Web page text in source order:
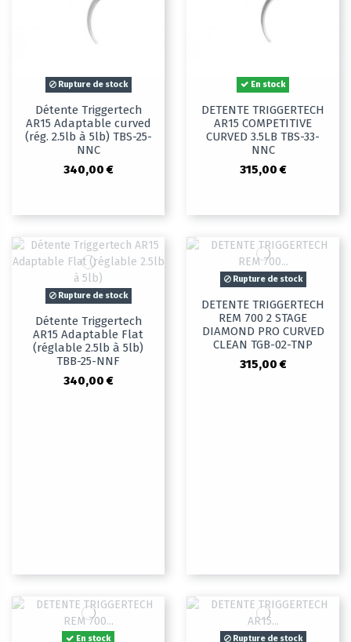
Rupture de stock
Détente Triggertech
AR15 Adaptable curved
(rég. 2.5lb à 5lb) TBS-25-
NNC
340,00 €
En stock
DETENTE TRIGGERTECH
AR15 COMPETITIVE
CURVED 3.5LB TBS-33-
NNC
315,00 €
Rupture de stock
Détente Triggertech
AR15 Adaptable Flat
(réglable 2.5lb à 5lb)
TBB-25-NNF
340,00 €
Rupture de stock
DETENTE TRIGGERTECH
REM 700 2 STAGE
DIAMOND PRO CURVED
CLEAN TGB-02-TNP
315,00 €
En stock Rupture de stock